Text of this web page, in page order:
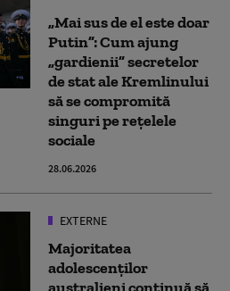
„Mai sus de el este doar
Putin”: Cum ajung
„gardienii” secretelor
de stat ale Kremlinului
să se compromită
singuri pe rețelele
sociale
28.06.2026
EXTERNE
Majoritatea
adolescenţilor